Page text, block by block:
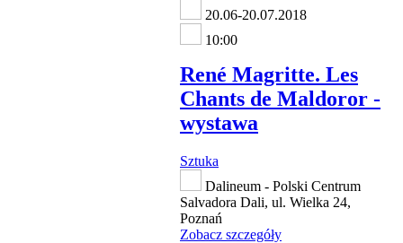
20.06-20.07.2018
10:00
René Magritte. Les
Chants de Maldoror -
wystawa
Sztuka
Dalineum - Polski Centrum
Salvadora Dali, ul. Wielka 24,
Poznań
Zobacz szczegóły